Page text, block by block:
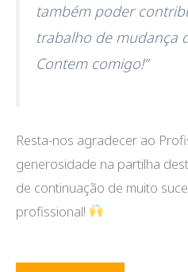
também poder
trabalho de mudança
Contem comigo!”
Resta-nos agradecer ao
generosidade na partilha
de continuação de muito
profissional!